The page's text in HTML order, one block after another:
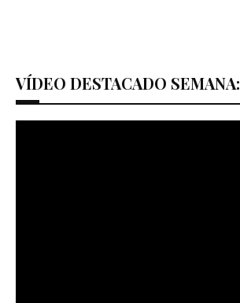
VÍDEO DESTACADO SEMANA: